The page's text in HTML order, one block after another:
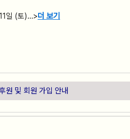
일 (토)...>더 보기
및 회원 가입 안내